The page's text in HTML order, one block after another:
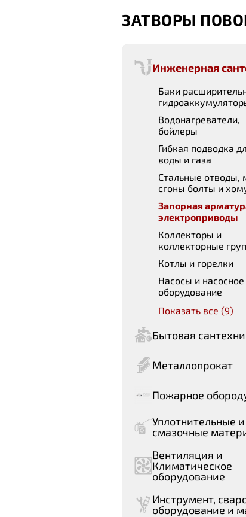
ЗАТВОРЫ
Инженерная
Баки
Водонагреватели,
бойлеры
Гибкая подводка
воды и газа
Стальные отводы,
сгоны болты и
Запорная
электроприводы
Коллекторы и
коллекторные
Котлы и горелки
Насосы и насосное
оборудование
Показать все (9)
Бытовая
Металлопрокат
Пожарное
Уплотнительные и
смазочные
Вентиляция и
Климатическое
оборудование
Инструмент,
оборудование и